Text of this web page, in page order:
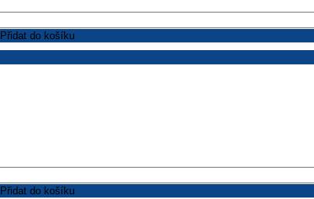
Přidat do košíku
Přidat do košíku